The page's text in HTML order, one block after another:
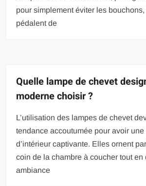
pour simplement éviter les
pédalent de
Quelle lampe de chevet
moderne choisir ?
L’utilisation des lampes de chevet
tendance accoutumée pour avoir une
d’intérieur captivante. Elles ornent
coin de la chambre à coucher tout en
ambiance